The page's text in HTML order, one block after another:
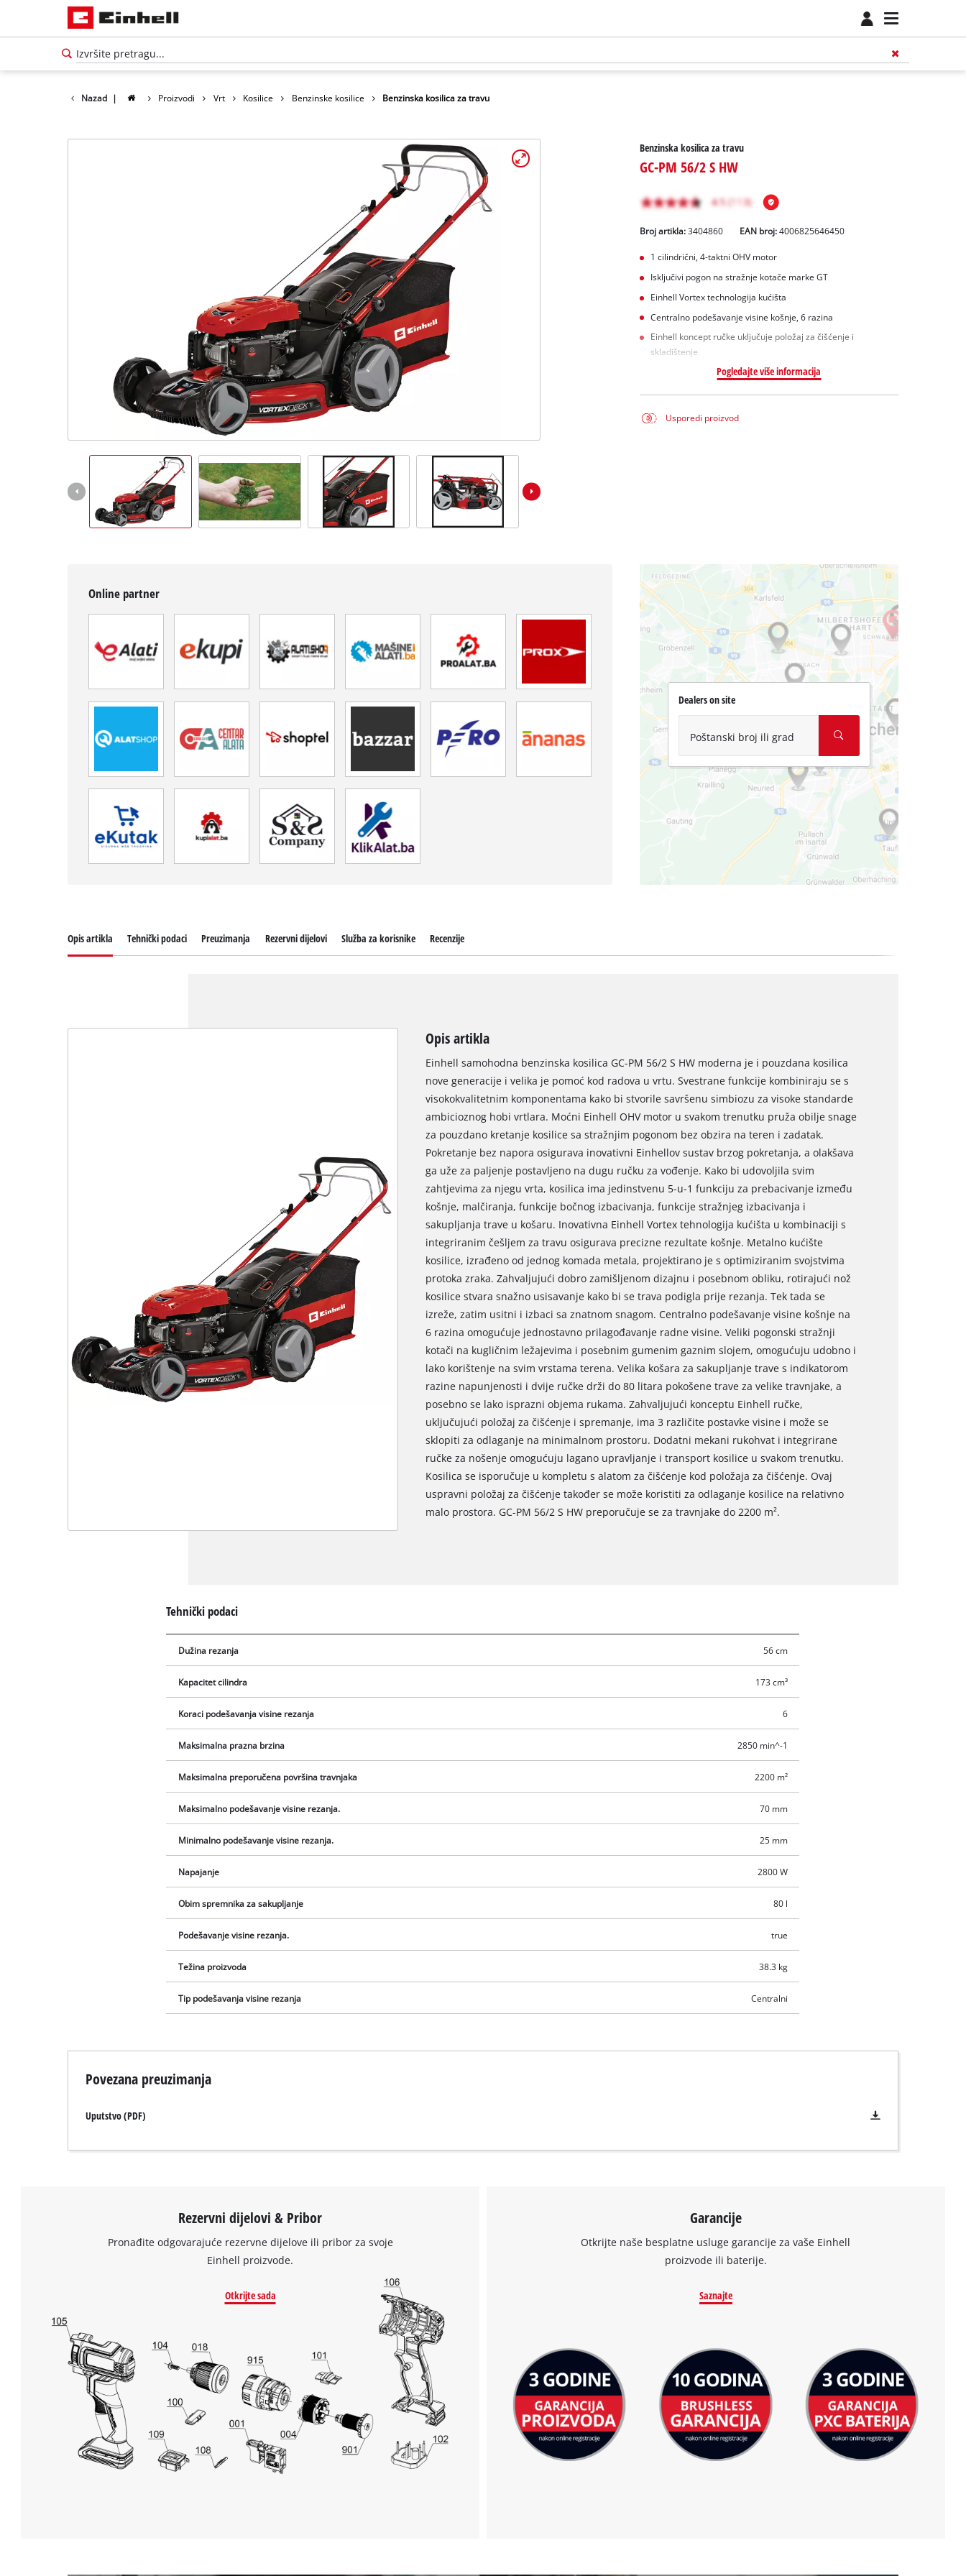
Nazad | Proizvodi Vrt Kosilice Benzinske kosilice Benzinska kosilica za travu
Benzinska kosilica za travu
GC-PM 56/2 S HW
Broj artikla: 3404860 EAN broj:4006825646450
1 cilindrični, 4-taktni OHV motor
Isključivi pogon na stražnje kotače marke GT
Einhell Vortex technologija kućišta
Centralno podešavanje visine košnje, 6 razina
Einhell koncept ručke uključuje položaj za čišćenje i
skladištenje
Pogledajte više informacija
Usporedi proizvod
Online partner
Dealers on site
Poštanski broj ili grad
Opis artikla Tehnički podaci Preuzimanja Rezervni dijelovi Služba za korisnike Recenzije
Opis artikla
Einhell samohodna benzinska kosilica GC-PM 56/2 S HW moderna je i pouzdana kosilica
nove generacije i velika je pomoć kod radova u vrtu. Svestrane funkcije kombiniraju se s
visokokvalitetnim komponentama kako bi stvorile savršenu simbiozu za visoke standarde
ambicioznog hobi vrtlara. Moćni Einhell OHV motor u svakom trenutku pruža obilje snage
za pouzdano kretanje kosilice sa stražnjim pogonom bez obzira na teren i zadatak.
Pokretanje bez napora osigurava inovativni Einhellov sustav brzog pokretanja, a olakšava
ga uže za paljenje postavljeno na dugu ručku za vođenje. Kako bi udovoljila svim
zahtjevima za njegu vrta, kosilica ima jedinstvenu 5-u-1 funkciju za prebacivanje između
košnje, malčiranja, funkcije bočnog izbacivanja, funkcije stražnjeg izbacivanja i
sakupljanja trave u košaru. Inovativna Einhell Vortex tehnologija kućišta u kombinaciji s
integriranim češljem za travu osigurava precizne rezultate košnje. Metalno kućište
kosilice, izrađeno od jednog komada metala, projektirano je s optimiziranim svojstvima
protoka zraka. Zahvaljujući dobro zamišljenom dizajnu i posebnom obliku, rotirajući nož
kosilice stvara snažno usisavanje kako bi se trava podigla prije rezanja. Tek tada se
izreže, zatim usitni i izbaci sa znatnom snagom. Centralno podešavanje visine košnje na
6 razina omogućuje jednostavno prilagođavanje radne visine. Veliki pogonski stražnji
kotači na kugličnim ležajevima i posebnim gumenim gaznim slojem, omogućuju udobno i
lako korištenje na svim vrstama terena. Velika košara za sakupljanje trave s indikatorom
razine napunjenosti i dvije ručke drži do 80 litara pokošene trave za velike travnjake, a
posebno se lako isprazni objema rukama. Zahvaljujući konceptu Einhell ručke,
uključujući položaj za čišćenje i spremanje, ima 3 različite postavke visine i može se
sklopiti za odlaganje na minimalnom prostoru. Dodatni mekani rukohvat i integrirane
ručke za nošenje omogućuju lagano upravljanje i transport kosilice u svakom trenutku.
Kosilica se isporučuje u kompletu s alatom za čišćenje kod položaja za čišćenje. Ovaj
uspravni položaj za čišćenje također se može koristiti za odlaganje kosilice na relativno
malo prostora. GC-PM 56/2 S HW preporučuje se za travnjake do 2200 m².
Tehnički podaci
Dužina rezanja 56 cm
Kapacitet cilindra 173 cm³
Koraci podešavanja visine rezanja 6
Maksimalna prazna brzina 2850 min^-1
Maksimalna preporučena površina travnjaka 2200 m²
Maksimalno podešavanje visine rezanja. 70 mm
Minimalno podešavanje visine rezanja. 25 mm
Napajanje 2800 W
Obim spremnika za sakupljanje 80 l
Podešavanje visine rezanja. true
Težina proizvoda 38.3 kg
Tip podešavanja visine rezanja Centralni
Povezana preuzimanja
Uputstvo (PDF)
Rezervni dijelovi & Pribor
Pronađite odgovarajuće rezervne dijelove ili pribor za svoje
Einhell proizvode.
Otkrijte sada
Garancije
Otkrijte naše besplatne usluge garancije za vaše Einhell
proizvode ili baterije.
Saznajte